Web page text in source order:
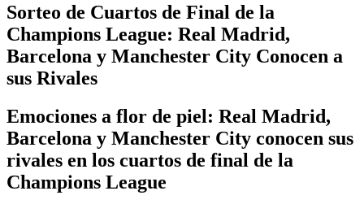
Sorteo de Cuartos de Final de la
Champions League: Real Madrid,
Barcelona y Manchester City Conocen a
sus Rivales
Emociones a flor de piel: Real Madrid,
Barcelona y Manchester City conocen sus
rivales en los cuartos de final de la
Champions League